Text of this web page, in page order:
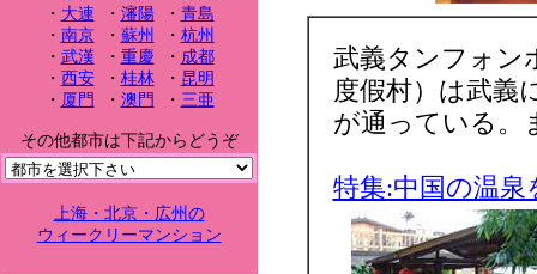
・ 大連 ・ 瀋陽・ 青島
・ 南京・ 蘇州 ・ 杭州
・ 武漢 ・ 重慶 ・ 成都
・ 西安・ 桂林・ 昆明
・ 厦門 ・ 澳門 ・ 三亜
その他都市は下記からどうぞ
上海・北京・広州の
ウィークリーマンション
武義タンフォン
度假村）は武義
が通っている。
特集:中国の温泉